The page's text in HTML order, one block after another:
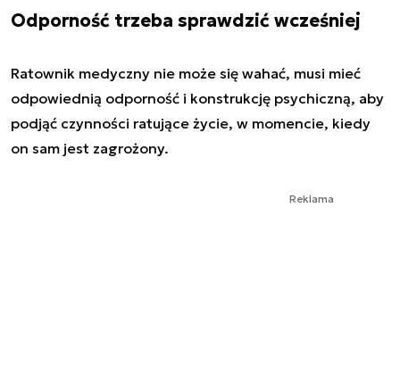
Odporność trzeba sprawdzić wcześniej
Ratownik medyczny nie może się wahać, musi mieć
odpowiednią odporność i konstrukcję psychiczną, aby
podjąć czynności ratujące życie, w momencie, kiedy
on sam jest zagrożony.
Reklama